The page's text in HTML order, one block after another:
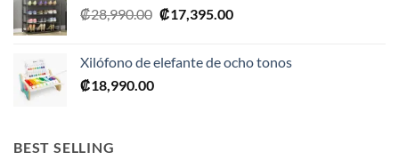
₡28,990.00 El
era:
₡17,395.00El
es:
Xilófono de elefante de ocho tonos
₡18,990.00
BEST SELLING